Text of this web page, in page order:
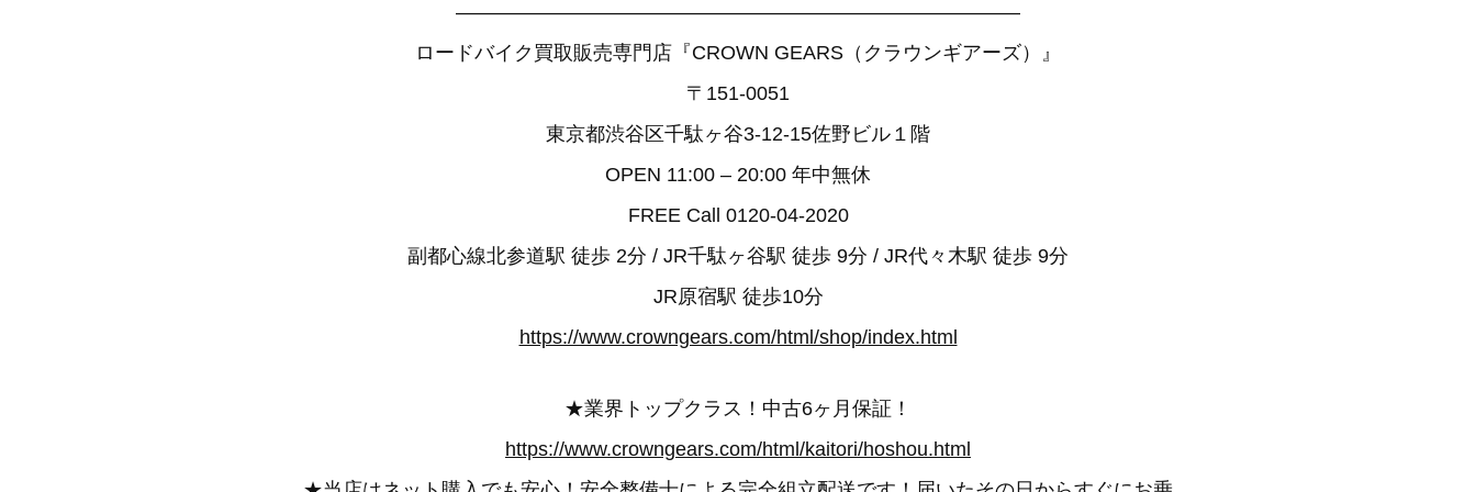
————————————————————————————–
ロードバイク買取販売専門店『CROWN GEARS（クラウンギアーズ）』
〒151-0051
東京都渋谷区千駄ヶ谷3-12-15佐野ビル１階
OPEN 11:00 – 20:00 年中無休
FREE Call 0120-04-2020
副都心線北参道駅 徒歩 2分 / JR千駄ヶ谷駅 徒歩 9分 / JR代々木駅 徒歩 9分
JR原宿駅 徒歩10分
https://www.crowngears.com/html/shop/index.html
★業界トップクラス！中古6ヶ月保証！
https://www.crowngears.com/html/kaitori/hoshou.html